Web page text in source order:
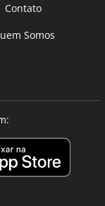
Contato
Somos